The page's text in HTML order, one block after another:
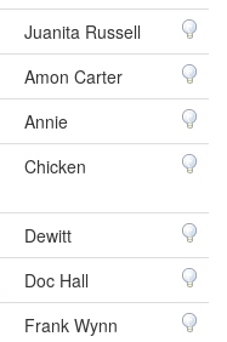
Juanita Russell
Amon Carter
Annie
Chicken
Dewitt
Doc Hall
Frank Wynn